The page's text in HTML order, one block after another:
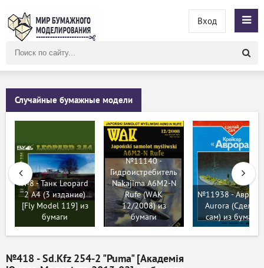
сайту
Вход
Случайные бумажные модели
№8 - Танк Leopard
2 A4 (3 издание)
[Fly Model 119] из
бумаги
№11140 -
Гидроистребитель
Nakajima A6M2-N
Rufe (WAK
12/2008) из
бумаги
№11938 -
Aurora (Сделай
сам) из бумаги
№418 - Sd.Kfz 254-2 "Puma" [Академія